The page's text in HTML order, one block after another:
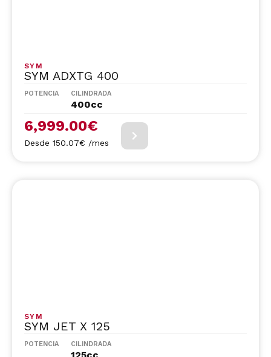
SYM
SYM ADXTG 400
POTENCIA CILINDRADA
400cc
6,999.00€
Desde 150.07€ /mes
SYM
SYM JET X 125
POTENCIA CILINDRADA